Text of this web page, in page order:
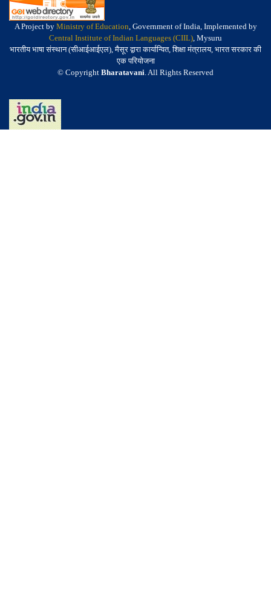
A Project by Ministry of Education, Government of India, Implemented by
Central Institute of Indian Languages (CIIL), Mysuru
भारतीय भाषा संस्थान (सीआईआईएल), मैसूर द्वारा कार्यान्वित, शिक्षा मंत्रालय, भारत सरकार की
एक परियोजना
© Copyright Bharatavani. All Rights Reserved